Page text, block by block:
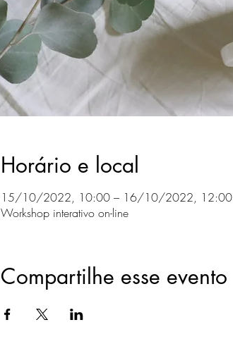
Horário e local
15/10/2022, 10:00 – 16/10/2022, 12:00
Workshop interativo on-line
Compartilhe esse evento